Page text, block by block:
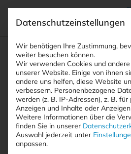
Suchfeld
Suchen
Breadcrumb-Navigation
STARTSEITE
PRINTAUSGABEN
TITELTHEMA: AUFGABENFLUT
NEWS UND PRODUKTE
Inhaltsverzeichnis
Datenschutzeinstellungen
Wir benötigen Ihre Zustimmung,
weiter besuchen können.
Wir verwenden Cookies und
unserer Website. Einige von ihnen
andere uns helfen, diese Website
verbessern. Personenbezogene
werden (z. B. IP-Adressen), z. B. für
Anzeigen und Inhalte oder
Weitere Informationen über die
finden Sie in unserer
Auswahl jederzeit unter
anpassen.